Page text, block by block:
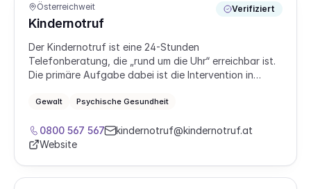
Österreichweit
Kindernotruf
Verifiziert
Der Kindernotruf ist eine 24-Stunden
Telefonberatung, die „rund um die Uhr“ erreichbar ist.
Die primäre Aufgabe dabei ist die Intervention in
Anlauf- und Kontaktstelle für Personen in einer
von Gewalt und sexuellem Missbrauch.
Gewalt Psychische Gesundheit
0800 567 567
kindernotruf@kindernotruf.at
Website